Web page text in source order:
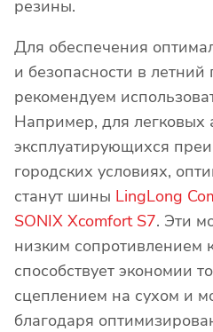
резины.
Для обеспечения
и безопасности в
рекомендуем
Например, для легковых
эксплуатирующихся
городских условиях,
станут шины LingLong
SONIX Xcomfort S7. Эти
низким сопротивлением
способствует экономии
сцеплением на сухом и
благодаря